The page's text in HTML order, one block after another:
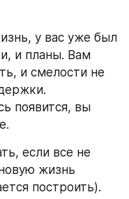
у вас уже был
и планы. Вам
и смелости не
появится, вы
если все не
жизнь
построить).